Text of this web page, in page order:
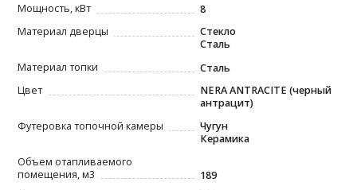
Мощность, кВт
8
Материал дверцы
Стекло
Сталь
Материал топки
Сталь
Цвет
NERA ANTRACITE (черный
антрацит)
Футеровка топочной камеры
Чугун
Керамика
Объем отапливаемого
помещения, м3
189